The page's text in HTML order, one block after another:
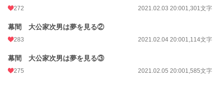
272 2021.02.03 20:001,301文字
幕間 大公家次男は夢を見る②
283 2021.02.04 20:001,114文字
幕間 大公家次男は夢を見る③
275 2021.02.05 20:001,585文字